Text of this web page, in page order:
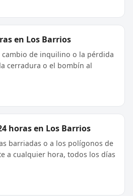
en Los Barrios
cambio de inquilino o la pérdida
cerradura o el bombín al
horas en Los Barrios
barriadas o a los polígonos de
a cualquier hora, todos los días